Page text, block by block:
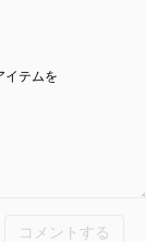
イテムを
コメントする